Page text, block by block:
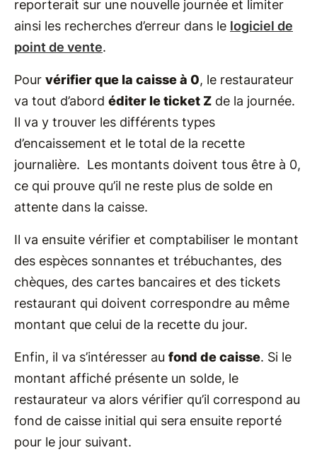
reporterait sur une nouvelle journée et limiter
ainsi les recherches d’erreur dans le logiciel de
point de vente.
Pour vérifier que la caisse à 0, le restaurateur
va tout d’abord éditer le ticket Z de la journée.
Il va y trouver les différents types
d’encaissement et le total de la recette
journalière. Les montants doivent tous être à 0,
ce qui prouve qu’il ne reste plus de solde en
attente dans la caisse.
Il va ensuite vérifier et comptabiliser le montant
des espèces sonnantes et trébuchantes, des
chèques, des cartes bancaires et des tickets
restaurant qui doivent correspondre au même
montant que celui de la recette du jour.
Enfin, il va s’intéresser au fond de caisse. Si le
montant affiché présente un solde, le
restaurateur va alors vérifier qu’il correspond au
fond de caisse initial qui sera ensuite reporté
pour le jour suivant.